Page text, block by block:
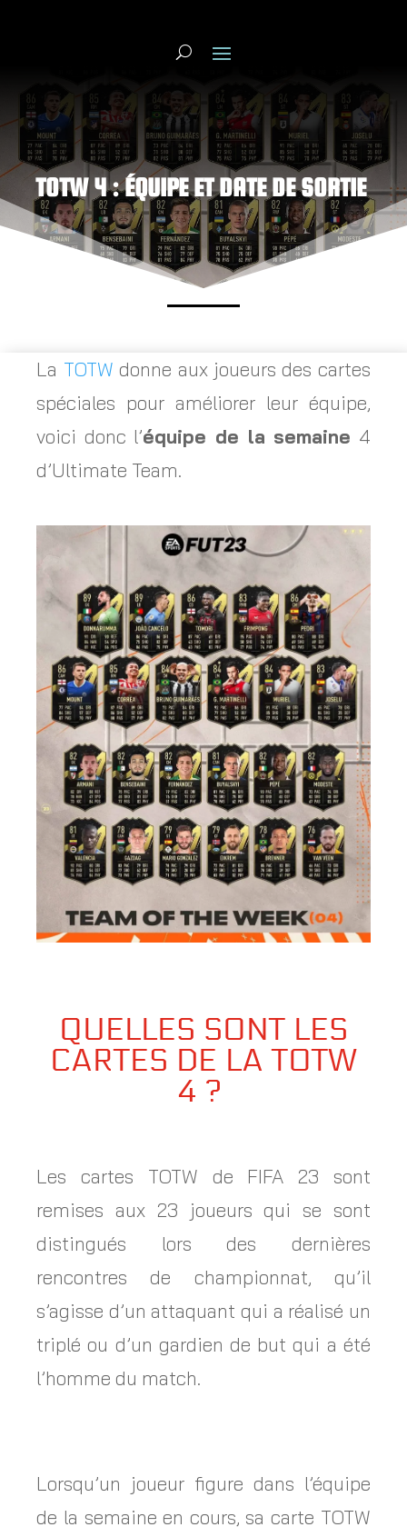
TOTW 4 : ÉQUIPE ET DATE DE SORTIE
La TOTW donne aux joueurs des cartes
spéciales pour améliorer leur équipe,
voici donc l’équipe de la semaine 4
d’Ultimate Team.
QUELLES SONT LES
CARTES DE LA TOTW
4 ?
Les cartes TOTW de FIFA 23 sont
remises aux 23 joueurs qui se sont
distingués lors des dernières
rencontres de championnat, qu’il
s’agisse d’un attaquant qui a réalisé un
triplé ou d’un gardien de but qui a été
l’homme du match.
Lorsqu’un joueur figure dans l’équipe
de la semaine en cours, sa carte TOTW